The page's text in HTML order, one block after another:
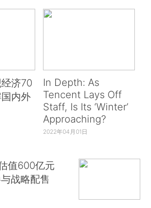
济70
内外
In Depth: As
Tencent Lays Off
Staff, Is Its ‘Winter’
Approaching?
2022年04月01日
值600亿元
战略配售